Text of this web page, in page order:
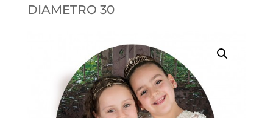
DIAMETRO 30